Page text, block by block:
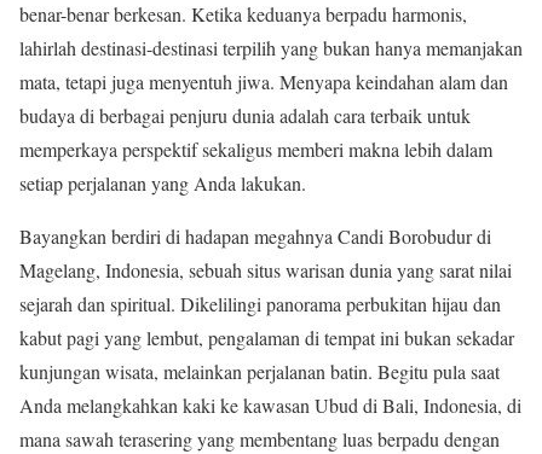
benar-benar berkesan. Ketika keduanya berpadu harmonis,
lahirlah destinasi-destinasi terpilih yang bukan hanya memanjakan
mata, tetapi juga menyentuh jiwa. Menyapa keindahan alam dan
budaya di berbagai penjuru dunia adalah cara terbaik untuk
memperkaya perspektif sekaligus memberi makna lebih dalam
setiap perjalanan yang Anda lakukan.
Bayangkan berdiri di hadapan megahnya Candi Borobudur di
Magelang, Indonesia, sebuah situs warisan dunia yang sarat nilai
sejarah dan spiritual. Dikelilingi panorama perbukitan hijau dan
kabut pagi yang lembut, pengalaman di tempat ini bukan sekadar
kunjungan wisata, melainkan perjalanan batin. Begitu pula saat
Anda melangkahkan kaki ke kawasan Ubud di Bali, Indonesia, di
mana sawah terasering yang membentang luas berpadu dengan